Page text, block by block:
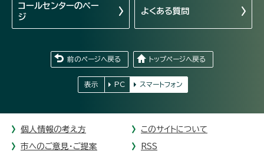
コールセンターのペー
ジ
よくある質問
前のページへ戻る トップページへ戻る
表示 PC スマートフォン
個人情報の考え方 このサイトについて
市へのご意見・ご提案 RSS